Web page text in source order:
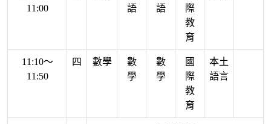
11:00
語
語
際
教
育
11:10～
11:50
四 數學
數
學
數
學
國
際
教
育
本土
語言